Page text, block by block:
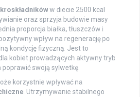
w diecie 2500 kcal
oraz sprzyja budowie masy
proporcja białka, tłuszczów i
wpływ na regenerację po
kondycję fizyczną. Jest to
kobiet prowadzących aktywny tryb
poprawić swoją sylwetkę.
korzystnie wpływać na
. Utrzymywanie stabilnego